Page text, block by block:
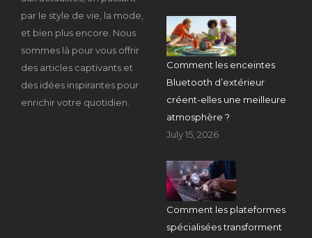
par le style de vie, la mode,
et bien plus encore. Nous
sommes là pour vous offrir
des articles captivants et
des idées inspirantes pour
enrichir votre quotidien.
Comment les enceintes
Bluetooth d’extérieur
créent-elles une meilleure
atmosphère ?
July 15, 2026
Comment les plateformes
spécialisées transforment